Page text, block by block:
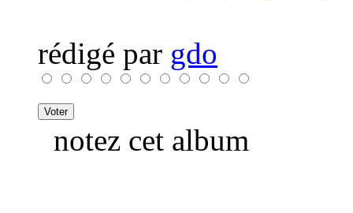
rédigé par gdo
notez cet album